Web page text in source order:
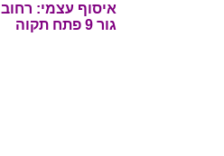
איסוף עצמי: רחוב
גור 9 פתח תקוה